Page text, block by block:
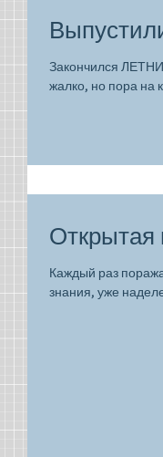
Закончился
жалко, но пора на
Открытая
Каждый раз
знания, уже